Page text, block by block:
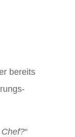
bereits
“